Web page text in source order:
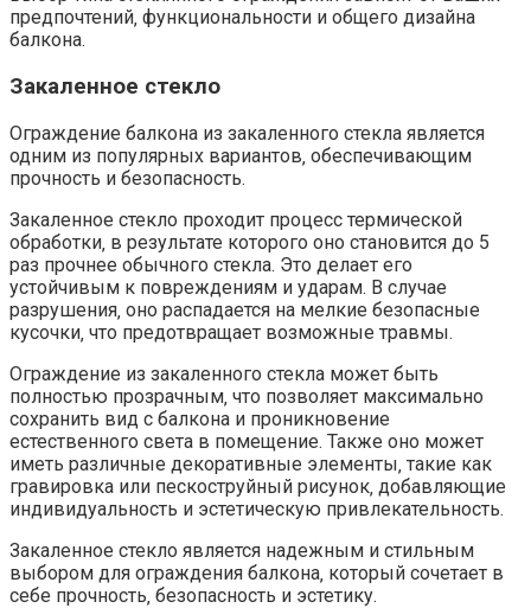
предпочтений‚ функциональности и общего дизайна
балкона.​
Закаленное стекло
Ограждение балкона из закаленного стекла является
одним из популярных вариантов‚ обеспечивающим
прочность и безопасность.​
Закаленное стекло проходит процесс термической
обработки‚ в результате которого оно становится до 5
раз прочнее обычного стекла.​ Это делает его
устойчивым к повреждениям и ударам. В случае
разрушения‚ оно распадается на мелкие безопасные
кусочки‚ что предотвращает возможные травмы.​
Ограждение из закаленного стекла может быть
полностью прозрачным‚ что позволяет максимально
сохранить вид с балкона и проникновение
естественного света в помещение.​ Также оно может
иметь различные декоративные элементы‚ такие как
гравировка или пескоструйный рисунок‚ добавляющие
индивидуальность и эстетическую привлекательность.​
Закаленное стекло является надежным и стильным
выбором для ограждения балкона‚ который сочетает в
себе прочность‚ безопасность и эстетику.